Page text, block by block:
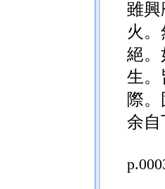
雖
火
絕。
生。
際。
余自